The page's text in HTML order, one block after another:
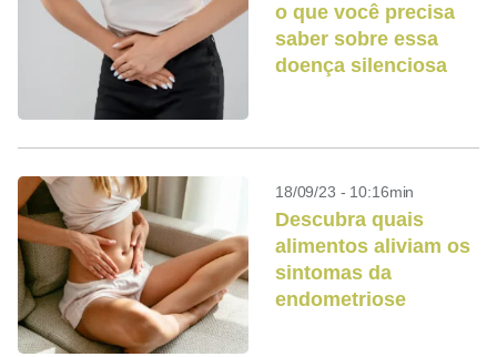
o que você precisa
saber sobre essa
doença silenciosa
18/09/23 - 10:16min
Descubra quais
alimentos aliviam os
sintomas da
endometriose